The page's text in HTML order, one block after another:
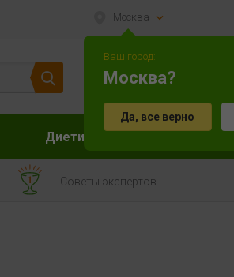
Москва
Диетическое питание
Советы экспертов
Ваш город:
Москва?
Да, все верно